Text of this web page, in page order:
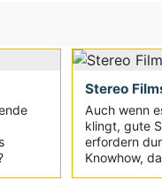
Stereo
Auch wenn
klingt, gute
erfordern
Knowhow,